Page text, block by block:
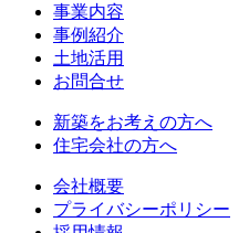
事業内容
事例紹介
土地活用
お問合せ
新築をお考えの方へ
住宅会社の方へ
会社概要
プライバシーポリシー